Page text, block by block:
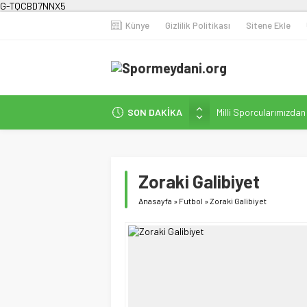
G-TQCBD7NNX5
Künye Gizlilik Politikası Sitene Ekle
SON DAKİKA
Milli
Karanlığa Karşı
Fenerbahçe Kadın
Efor Çay’dan Futbola
Zoraki Galibiyet
Anasayfa » Futbol »Zoraki Galibiyet